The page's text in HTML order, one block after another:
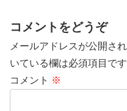
コメントをどうぞ
メールアドレスが公開さ
いている欄は必須項目です
コメント ※